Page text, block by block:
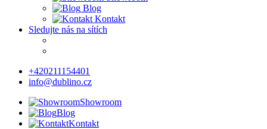
Blog
Kontakt
Sledujte nás na sítích
+420211154401
info@dublino.cz
Showroom
Blog
Kontakt